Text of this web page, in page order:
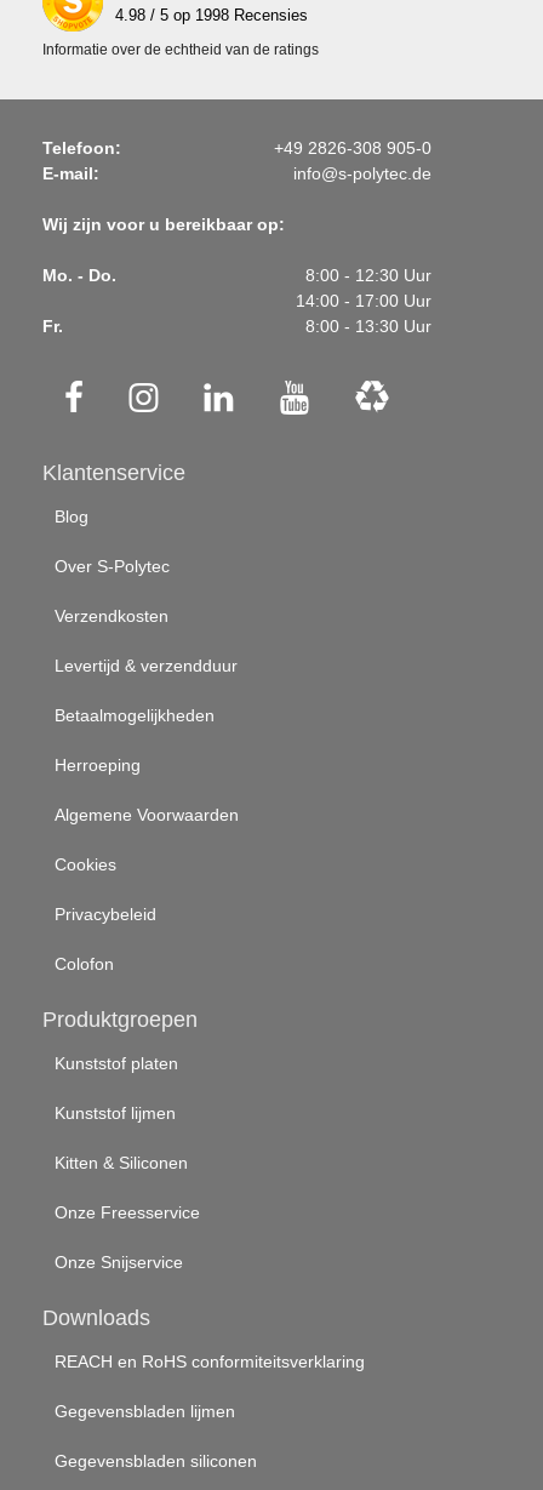
4.98 / 5 op 1998 Recensies
Informatie over de echtheid van de ratings
Telefoon:
+49 2826-308 905-0
E-mail:
info@s-polytec.de
Wij zijn voor u bereikbaar op:
Mo. - Do.
8:00 - 12:30 Uur
14:00 - 17:00 Uur
Fr.
8:00 - 13:30 Uur
Klantenservice
Blog
Over S-Polytec
Verzendkosten
Levertijd & verzendduur
Betaalmogelijkheden
Herroeping
Algemene Voorwaarden
Cookies
Privacybeleid
Colofon
Produktgroepen
Kunststof platen
Kunststof lijmen
Kitten & Siliconen
Onze Freesservice
Onze Snijservice
Downloads
REACH en RoHS conformiteitsverklaring
Gegevensbladen lijmen
Gegevensbladen siliconen